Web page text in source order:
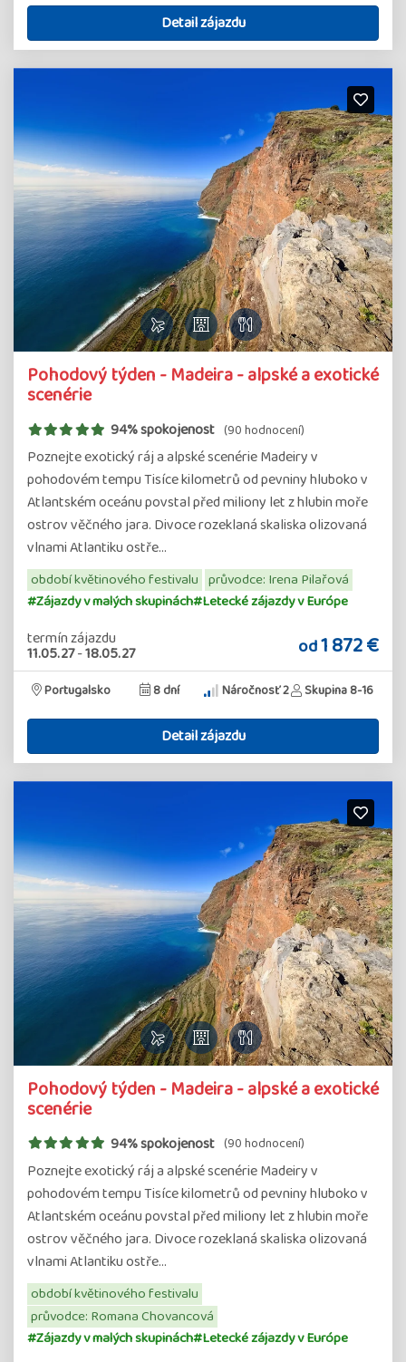
Detail zájazdu
Pohodový týden - Madeira - alpské a exotické
scenérie
94% spokojenost (90 hodnocení)
Poznejte exotický ráj a alpské scenérie Madeiry v
pohodovém tempu Tisíce kilometrů od pevniny hluboko v
Atlantském oceánu povstal před miliony let z hlubin moře
ostrov věčného jara. Divoce rozeklaná skaliska olizovaná
vlnami Atlantiku ostře…
období květinového festivalu průvodce: Irena Pilařová
#Zájazdy v malých skupinách#Letecké zájazdy v Európe
termín zájazdu
11.05.27-18.05.27 od1 872 €
Portugalsko 8 dní Náročnosť 2 Skupina 8-16
Detail zájazdu
Pohodový týden - Madeira - alpské a exotické
scenérie
94% spokojenost (90 hodnocení)
Poznejte exotický ráj a alpské scenérie Madeiry v
pohodovém tempu Tisíce kilometrů od pevniny hluboko v
Atlantském oceánu povstal před miliony let z hlubin moře
ostrov věčného jara. Divoce rozeklaná skaliska olizovaná
vlnami Atlantiku ostře…
období květinového festivalu
průvodce: Romana Chovancová
#Zájazdy v malých skupinách#Letecké zájazdy v Európe